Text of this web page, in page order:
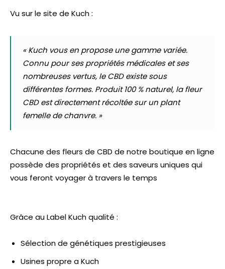
Vu sur le site de Kuch :
« Kuch vous en propose une gamme variée.
Connu pour ses propriétés médicales et ses
nombreuses vertus, le CBD existe sous
différentes formes. Produit 100 % naturel, la fleur
CBD est directement récoltée sur un plant
femelle de chanvre. »
Chacune des fleurs de CBD de notre boutique en ligne
possède des propriétés et des saveurs uniques qui
vous feront voyager à travers le temps
Grâce au Label Kuch qualité :
Sélection de génétiques prestigieuses
Usines propre a Kuch